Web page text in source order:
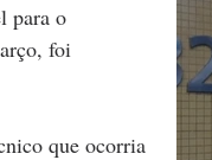
para o
foi
que ocorria